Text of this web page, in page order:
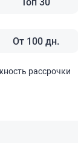
От 100 дн.
рассрочки